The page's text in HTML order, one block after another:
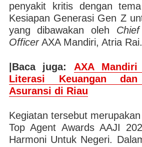
penyakit kritis dengan
Kesiapan Generasi Gen Z
yang dibawakan oleh
OfficerAXA Mandiri, Atria Rai.
|Baca juga: AXA Mandiri
Literasi Keuangan dan
Asuransi di Riau
Kegiatan tersebut
Top Agent Awards AAJI
Harmoni Untuk Negeri.